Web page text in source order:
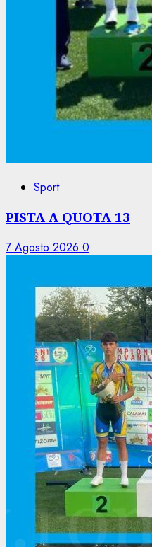
Sport
PISTA A QUOTA 13
7 Agosto 2026 0